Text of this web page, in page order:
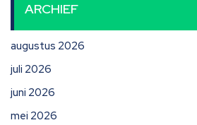
ARCHIEF
augustus 2026
juli 2026
juni 2026
mei 2026